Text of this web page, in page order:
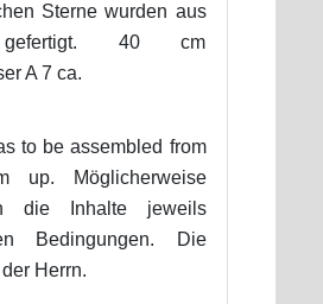
Sterne wurden aus
40 cm
A 7 ca.
to be assembled from
up. Möglicherweise
die Inhalte jeweils
Bedingungen. Die
Herrn.